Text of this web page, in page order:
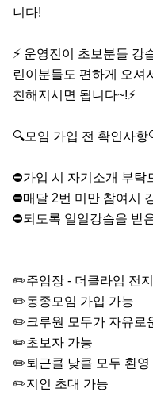
니다!
⚡ 운영진이 초보분들 강
린이분들도 편하게 오셔
친해지시면 됩니다~!⚡️
🔍모임 가입 전 확인사항
⛔️가입 시 자기소개 부탁
⛔️매달 2번 미만 참여시
⛔️되도록 일일강습을 받
✏️주암장 - 더클라임 전
✏️동종모임 가입 가능
✏️크루원 모두가 자유로
✏️초보자 가능
✏️퇴근클 낮클 모두 환영
✏️지인 초대 가능